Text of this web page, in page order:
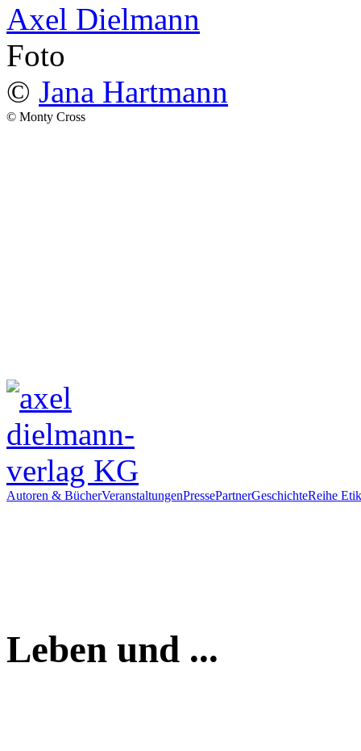
Axel Dielmann
Foto
© Jana Hartmann
© Monty Cross
Autoren & BücherVeranstaltungenPressePartnerGeschichteReihe
Leben und ...